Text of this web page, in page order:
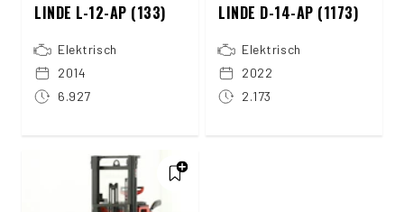
LINDE L-12-AP (133)
Elektrisch
2014
6.927
LINDE D-14-AP (1173)
Elektrisch
2022
2.173